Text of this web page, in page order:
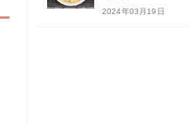
2024年03月19日